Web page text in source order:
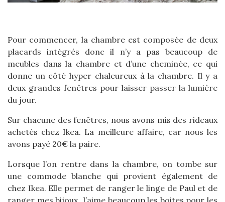
Pour commencer, la chambre est composée de deux
placards intégrés donc il n’y a pas beaucoup de
meubles dans la chambre et d’une cheminée, ce qui
donne un côté hyper chaleureux à la chambre. Il y a
deux grandes fenêtres pour laisser passer la lumière
du jour.
Sur chacune des fenêtres, nous avons mis des rideaux
achetés chez Ikea. La meilleure affaire, car nous les
avons payé 20€ la paire.
Lorsque l’on rentre dans la chambre, on tombe sur
une commode blanche qui provient également de
chez Ikea. Elle permet de ranger le linge de Paul et de